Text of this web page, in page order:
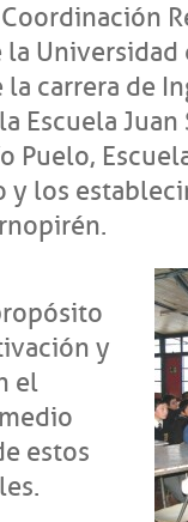
la
carrera de
Escuela
Puelo,
los
y
el
estos